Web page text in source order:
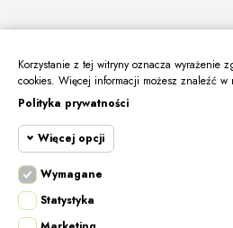
O Nas
Informacje
Moje Konto
Kontakt
Korzystanie z tej witryny oznacza wyrażenie
cookies. Więcej informacji możesz znaleźć w
Polityka prywatności
Więcej opcji
Wymagane
Wymagane pliki
Wymagane
Statystyka